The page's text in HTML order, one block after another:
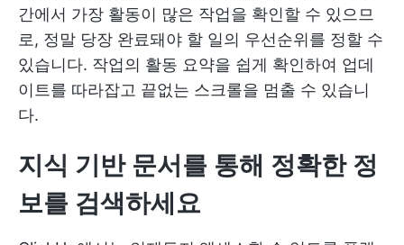
간에서 가장 활동이 많은 작업을 확인할 수 있으므
로, 정말 당장 완료돼야 할 일의 우선순위를 정할 수
있습니다. 작업의 활동 요약을 쉽게 확인하여 업데
이트를 따라잡고 끝없는 스크롤을 멈출 수 있습니
다.
지식 기반 문서를 통해 정확한 정
보를 검색하세요